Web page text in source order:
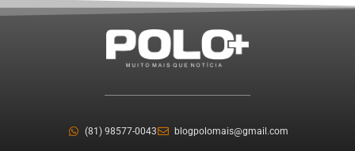
(81) 98577-0043 blogpolomais@gmail.com